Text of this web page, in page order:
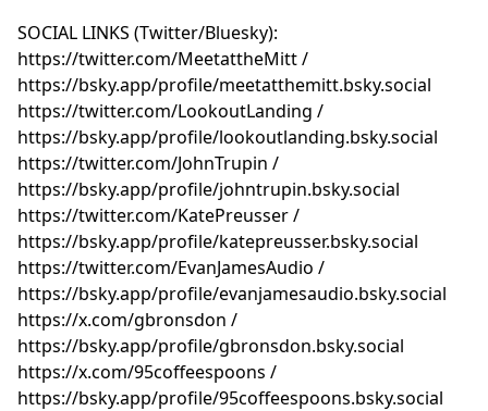
SOCIAL LINKS (Twitter/Bluesky):
⁠⁠⁠⁠⁠⁠⁠⁠⁠⁠⁠⁠⁠⁠⁠⁠⁠⁠⁠⁠⁠⁠⁠⁠⁠⁠⁠⁠⁠⁠⁠⁠⁠⁠⁠⁠⁠⁠⁠⁠⁠⁠⁠⁠⁠⁠⁠⁠⁠⁠⁠⁠⁠⁠⁠⁠⁠⁠⁠⁠⁠⁠⁠⁠⁠⁠⁠⁠⁠⁠⁠⁠⁠⁠⁠⁠⁠⁠⁠⁠⁠⁠⁠⁠⁠⁠⁠⁠⁠⁠⁠⁠⁠⁠⁠⁠⁠⁠⁠⁠⁠⁠https://twitter.com/MeetattheMitt⁠⁠⁠⁠⁠⁠⁠⁠⁠⁠⁠⁠⁠⁠⁠⁠⁠⁠⁠⁠⁠⁠⁠⁠⁠⁠⁠⁠⁠⁠⁠⁠⁠⁠⁠⁠⁠⁠⁠⁠⁠⁠⁠⁠⁠⁠⁠⁠⁠⁠⁠⁠⁠⁠⁠⁠⁠⁠⁠⁠⁠⁠⁠⁠⁠⁠⁠⁠⁠⁠⁠⁠⁠⁠⁠⁠⁠⁠⁠⁠⁠⁠⁠⁠⁠⁠⁠⁠⁠⁠⁠⁠⁠⁠⁠⁠⁠⁠⁠⁠⁠⁠/
⁠⁠⁠⁠⁠⁠⁠⁠⁠⁠⁠⁠⁠⁠⁠⁠⁠⁠⁠⁠⁠⁠⁠⁠⁠⁠⁠⁠⁠⁠⁠⁠⁠⁠⁠⁠⁠⁠⁠⁠⁠⁠⁠⁠⁠⁠⁠⁠⁠⁠⁠⁠⁠⁠⁠⁠⁠⁠⁠⁠⁠⁠⁠⁠⁠⁠⁠⁠⁠⁠⁠⁠⁠⁠⁠⁠⁠⁠⁠⁠⁠⁠⁠⁠⁠⁠⁠⁠⁠⁠⁠⁠⁠⁠⁠⁠⁠⁠⁠⁠⁠⁠https://bsky.app/profile/meetatthemitt.bsky.social⁠⁠⁠⁠⁠⁠⁠⁠⁠⁠⁠⁠⁠⁠⁠⁠⁠⁠⁠⁠⁠⁠⁠⁠⁠⁠⁠⁠⁠⁠⁠⁠⁠⁠⁠⁠⁠⁠⁠⁠⁠⁠⁠⁠⁠⁠⁠⁠⁠⁠⁠⁠⁠⁠⁠⁠⁠⁠⁠⁠⁠⁠⁠⁠⁠⁠⁠⁠⁠⁠⁠⁠⁠⁠⁠⁠⁠⁠⁠⁠⁠⁠⁠⁠⁠⁠⁠⁠⁠⁠⁠⁠⁠⁠⁠⁠⁠⁠⁠⁠⁠⁠
⁠⁠⁠⁠⁠⁠⁠⁠⁠⁠⁠⁠⁠⁠⁠⁠⁠⁠⁠⁠⁠⁠⁠⁠⁠⁠⁠⁠⁠⁠⁠⁠⁠⁠⁠⁠⁠⁠⁠⁠⁠⁠⁠⁠⁠⁠⁠⁠⁠⁠⁠⁠⁠⁠⁠⁠⁠⁠⁠⁠⁠⁠⁠⁠⁠⁠⁠⁠⁠⁠⁠⁠⁠⁠⁠⁠⁠⁠⁠⁠⁠⁠⁠⁠⁠⁠⁠⁠⁠⁠⁠⁠⁠⁠⁠⁠⁠⁠⁠⁠⁠⁠https://twitter.com/LookoutLanding⁠⁠⁠⁠⁠⁠⁠⁠⁠⁠⁠⁠⁠⁠⁠⁠⁠⁠⁠⁠⁠⁠⁠⁠⁠⁠⁠⁠⁠⁠⁠⁠⁠⁠⁠⁠⁠⁠⁠⁠⁠⁠⁠⁠⁠⁠⁠⁠⁠⁠⁠⁠⁠⁠⁠⁠⁠⁠⁠⁠⁠⁠⁠⁠⁠⁠⁠⁠⁠⁠⁠⁠⁠⁠⁠⁠⁠⁠⁠⁠⁠⁠⁠⁠⁠⁠⁠⁠⁠⁠⁠⁠⁠⁠⁠⁠⁠⁠⁠⁠⁠⁠ /
⁠⁠⁠⁠⁠⁠⁠⁠⁠⁠⁠⁠⁠⁠⁠⁠⁠⁠⁠⁠⁠⁠⁠⁠⁠⁠⁠⁠⁠⁠⁠⁠⁠⁠⁠⁠⁠⁠⁠⁠⁠⁠⁠⁠⁠⁠⁠⁠⁠⁠⁠⁠⁠⁠⁠⁠⁠⁠⁠⁠⁠⁠⁠⁠⁠⁠⁠⁠⁠⁠⁠⁠⁠⁠⁠⁠⁠⁠⁠⁠⁠⁠⁠⁠⁠⁠⁠⁠⁠⁠⁠⁠⁠⁠⁠⁠⁠⁠⁠⁠⁠⁠https://bsky.app/profile/lookoutlanding.bsky.social⁠⁠⁠⁠⁠⁠⁠⁠⁠⁠⁠⁠⁠⁠⁠⁠⁠⁠⁠⁠⁠⁠⁠⁠⁠⁠⁠⁠⁠⁠⁠⁠⁠⁠⁠⁠⁠⁠⁠⁠⁠⁠⁠⁠⁠⁠⁠⁠⁠⁠⁠⁠⁠⁠⁠⁠⁠⁠⁠⁠⁠⁠⁠⁠⁠⁠⁠⁠⁠⁠⁠⁠⁠⁠⁠⁠⁠⁠⁠⁠⁠⁠⁠⁠⁠⁠⁠⁠⁠⁠⁠⁠⁠⁠⁠⁠⁠⁠⁠⁠⁠⁠
⁠⁠⁠⁠⁠⁠⁠⁠⁠⁠⁠⁠⁠⁠⁠⁠⁠⁠⁠⁠⁠⁠⁠⁠⁠⁠⁠⁠⁠⁠⁠⁠⁠⁠⁠⁠⁠⁠⁠⁠⁠⁠⁠⁠⁠⁠⁠⁠⁠⁠⁠⁠⁠⁠⁠⁠⁠⁠⁠⁠⁠⁠⁠⁠⁠⁠⁠⁠⁠⁠⁠⁠⁠⁠⁠⁠⁠⁠⁠⁠⁠⁠⁠⁠⁠⁠⁠⁠⁠⁠⁠⁠⁠⁠⁠⁠⁠⁠⁠⁠⁠⁠https://twitter.com/JohnTrupin⁠⁠⁠⁠⁠⁠⁠⁠⁠⁠⁠⁠⁠⁠⁠⁠⁠⁠⁠⁠⁠⁠⁠⁠⁠⁠⁠⁠⁠⁠⁠⁠⁠⁠⁠⁠⁠⁠⁠⁠⁠⁠⁠⁠⁠⁠⁠⁠⁠⁠⁠⁠⁠⁠⁠⁠⁠⁠⁠⁠⁠⁠⁠⁠⁠⁠⁠⁠⁠⁠⁠⁠⁠⁠⁠⁠⁠⁠⁠⁠⁠⁠⁠⁠⁠⁠⁠⁠⁠⁠⁠⁠⁠⁠⁠⁠⁠⁠⁠⁠⁠⁠ /
⁠⁠⁠⁠⁠⁠⁠⁠⁠⁠⁠⁠⁠⁠⁠⁠⁠⁠⁠⁠⁠⁠⁠⁠⁠⁠⁠⁠⁠⁠⁠⁠⁠⁠⁠⁠⁠⁠⁠⁠⁠⁠⁠⁠⁠⁠⁠⁠⁠⁠⁠⁠⁠⁠⁠⁠⁠⁠⁠⁠⁠⁠⁠⁠⁠⁠⁠⁠⁠⁠⁠⁠⁠⁠⁠⁠⁠⁠⁠⁠⁠⁠⁠⁠⁠⁠⁠⁠⁠⁠⁠⁠⁠⁠⁠⁠⁠⁠⁠⁠⁠⁠https://bsky.app/profile/johntrupin.bsky.social⁠⁠⁠⁠⁠⁠⁠⁠⁠⁠⁠⁠⁠⁠⁠⁠⁠⁠⁠⁠⁠⁠⁠⁠⁠⁠⁠⁠⁠⁠⁠⁠⁠⁠⁠⁠⁠⁠⁠⁠⁠⁠⁠⁠⁠⁠⁠⁠⁠⁠⁠⁠⁠⁠⁠⁠⁠⁠⁠⁠⁠⁠⁠⁠⁠⁠⁠⁠⁠⁠⁠⁠⁠⁠⁠⁠⁠⁠⁠⁠⁠⁠⁠⁠⁠⁠⁠⁠⁠⁠⁠⁠⁠⁠⁠⁠⁠⁠⁠⁠⁠⁠
⁠⁠⁠⁠⁠⁠⁠⁠⁠⁠⁠⁠⁠⁠⁠⁠⁠⁠⁠⁠⁠⁠⁠⁠⁠⁠⁠⁠⁠⁠⁠⁠⁠⁠⁠⁠⁠⁠⁠⁠⁠⁠⁠⁠⁠⁠⁠⁠⁠⁠⁠⁠⁠⁠⁠⁠⁠⁠⁠⁠⁠⁠⁠⁠⁠⁠⁠⁠⁠⁠⁠⁠⁠⁠⁠⁠⁠⁠⁠⁠⁠⁠⁠⁠⁠⁠⁠⁠⁠⁠⁠⁠⁠⁠⁠⁠⁠⁠⁠⁠⁠⁠https://twitter.com/KatePreusser⁠⁠⁠⁠⁠⁠⁠⁠⁠⁠⁠⁠⁠⁠⁠⁠⁠⁠⁠⁠⁠⁠⁠⁠⁠⁠⁠⁠⁠⁠⁠⁠⁠⁠⁠⁠⁠⁠⁠⁠⁠⁠⁠⁠⁠⁠⁠⁠⁠⁠⁠⁠⁠⁠⁠⁠⁠⁠⁠⁠⁠⁠⁠⁠⁠⁠⁠⁠⁠⁠⁠⁠⁠⁠⁠⁠⁠⁠⁠⁠⁠⁠⁠⁠⁠⁠⁠⁠⁠⁠⁠⁠⁠⁠⁠⁠⁠⁠⁠⁠⁠⁠/
⁠⁠⁠⁠⁠⁠⁠⁠⁠⁠⁠⁠⁠⁠⁠⁠⁠⁠⁠⁠⁠⁠⁠⁠⁠⁠⁠⁠⁠⁠⁠⁠⁠⁠⁠⁠⁠⁠⁠⁠⁠⁠⁠⁠⁠⁠⁠⁠⁠⁠⁠⁠⁠⁠⁠⁠⁠⁠⁠⁠⁠⁠⁠⁠⁠⁠⁠⁠⁠⁠⁠⁠⁠⁠⁠⁠⁠⁠⁠⁠⁠⁠⁠⁠⁠⁠⁠⁠⁠⁠⁠⁠⁠⁠⁠⁠⁠⁠⁠⁠⁠⁠https://bsky.app/profile/katepreusser.bsky.social⁠⁠⁠⁠⁠⁠⁠⁠⁠⁠⁠⁠⁠⁠⁠⁠⁠⁠⁠⁠⁠⁠⁠⁠⁠⁠⁠⁠⁠⁠⁠⁠⁠⁠⁠⁠⁠⁠⁠⁠⁠⁠⁠⁠⁠⁠⁠⁠⁠⁠⁠⁠⁠⁠⁠⁠⁠⁠⁠⁠⁠⁠⁠⁠⁠⁠⁠⁠⁠⁠⁠⁠⁠⁠⁠⁠⁠⁠⁠⁠⁠⁠⁠⁠⁠⁠⁠⁠⁠⁠⁠⁠⁠⁠⁠⁠⁠⁠⁠⁠⁠⁠
⁠⁠⁠⁠⁠⁠⁠⁠⁠⁠⁠⁠⁠⁠⁠⁠⁠⁠⁠⁠⁠⁠⁠⁠⁠⁠⁠⁠⁠⁠⁠⁠⁠⁠⁠⁠⁠⁠⁠⁠⁠⁠⁠⁠⁠⁠⁠⁠⁠⁠⁠⁠⁠⁠⁠⁠⁠⁠⁠⁠⁠⁠⁠⁠⁠⁠⁠⁠⁠⁠⁠⁠⁠⁠⁠⁠⁠⁠⁠⁠⁠⁠⁠⁠⁠⁠⁠⁠⁠⁠⁠⁠⁠⁠⁠⁠⁠⁠⁠⁠⁠⁠https://twitter.com/EvanJamesAudio⁠⁠⁠⁠⁠⁠⁠⁠⁠⁠⁠⁠⁠⁠⁠⁠⁠⁠⁠⁠⁠⁠⁠⁠⁠⁠⁠⁠⁠⁠⁠⁠⁠⁠⁠⁠⁠⁠⁠⁠⁠⁠⁠⁠⁠⁠⁠⁠⁠⁠⁠⁠⁠⁠⁠⁠⁠⁠⁠⁠⁠⁠⁠⁠⁠⁠⁠⁠⁠⁠⁠⁠⁠⁠⁠⁠⁠⁠⁠⁠⁠⁠⁠⁠⁠⁠⁠⁠⁠⁠⁠⁠⁠⁠⁠⁠⁠⁠⁠⁠⁠⁠ /
⁠⁠⁠⁠⁠⁠⁠⁠⁠⁠⁠⁠⁠⁠⁠⁠⁠⁠⁠⁠⁠⁠⁠⁠⁠⁠⁠⁠⁠⁠⁠⁠⁠⁠⁠⁠⁠⁠⁠⁠⁠⁠⁠⁠⁠⁠⁠⁠⁠⁠⁠⁠⁠⁠⁠⁠⁠⁠⁠⁠⁠⁠⁠⁠⁠⁠⁠⁠⁠⁠⁠⁠⁠⁠⁠⁠⁠⁠⁠⁠⁠⁠⁠⁠⁠⁠⁠⁠⁠⁠⁠⁠⁠⁠⁠⁠⁠⁠⁠⁠⁠⁠https://bsky.app/profile/evanjamesaudio.bsky.social⁠⁠⁠⁠⁠⁠⁠⁠⁠⁠⁠⁠⁠⁠⁠⁠⁠⁠⁠⁠⁠⁠⁠⁠⁠⁠⁠⁠⁠⁠⁠⁠⁠⁠⁠⁠⁠⁠⁠⁠⁠⁠⁠⁠⁠⁠⁠⁠⁠⁠⁠⁠⁠⁠⁠⁠⁠⁠⁠⁠⁠⁠⁠⁠⁠⁠⁠⁠⁠⁠⁠⁠⁠⁠⁠⁠⁠⁠⁠⁠⁠⁠⁠⁠⁠⁠⁠⁠⁠⁠⁠⁠⁠⁠⁠⁠⁠⁠⁠⁠⁠⁠
⁠⁠⁠⁠⁠⁠⁠⁠⁠⁠⁠⁠⁠⁠⁠⁠⁠⁠⁠⁠⁠⁠⁠⁠⁠⁠⁠⁠⁠⁠⁠⁠⁠⁠⁠⁠⁠⁠⁠⁠⁠⁠⁠⁠⁠⁠⁠⁠⁠⁠⁠⁠⁠⁠⁠⁠⁠⁠⁠⁠⁠⁠⁠⁠⁠⁠⁠⁠⁠⁠⁠⁠⁠⁠⁠⁠⁠⁠⁠⁠⁠⁠⁠⁠⁠⁠⁠⁠⁠⁠⁠⁠⁠⁠⁠⁠⁠⁠⁠⁠⁠⁠https://x.com/gbronsdon⁠⁠⁠⁠⁠⁠⁠⁠⁠⁠⁠⁠⁠⁠⁠⁠⁠⁠⁠⁠⁠⁠⁠⁠⁠⁠⁠⁠⁠⁠⁠⁠⁠⁠⁠⁠⁠⁠⁠⁠⁠⁠⁠⁠⁠⁠⁠⁠⁠⁠⁠⁠⁠⁠⁠⁠⁠⁠⁠⁠⁠⁠⁠⁠⁠⁠⁠⁠⁠⁠⁠⁠⁠⁠⁠⁠⁠⁠⁠⁠⁠⁠⁠⁠⁠⁠⁠⁠⁠⁠⁠⁠⁠⁠⁠⁠⁠⁠⁠⁠⁠⁠ /
⁠⁠⁠⁠⁠⁠⁠⁠⁠⁠⁠⁠⁠⁠⁠⁠⁠⁠⁠⁠⁠⁠⁠⁠⁠⁠⁠⁠⁠⁠⁠⁠⁠⁠⁠⁠⁠⁠⁠⁠⁠⁠⁠⁠⁠⁠⁠⁠⁠⁠⁠⁠⁠⁠⁠⁠⁠⁠⁠⁠⁠⁠⁠⁠⁠⁠⁠⁠⁠⁠⁠⁠⁠⁠⁠⁠⁠⁠⁠⁠⁠⁠⁠⁠⁠⁠⁠⁠⁠⁠⁠⁠⁠⁠⁠⁠⁠⁠⁠⁠⁠⁠https://bsky.app/profile/gbronsdon.bsky.social⁠⁠⁠⁠⁠⁠⁠⁠⁠⁠⁠⁠⁠⁠⁠⁠⁠⁠⁠⁠⁠⁠⁠⁠⁠⁠⁠⁠⁠⁠⁠⁠⁠⁠⁠⁠⁠⁠⁠⁠⁠⁠⁠⁠⁠⁠⁠⁠⁠⁠⁠⁠⁠⁠⁠⁠⁠⁠⁠⁠⁠⁠⁠⁠⁠⁠⁠⁠⁠⁠⁠⁠⁠⁠⁠⁠⁠⁠⁠⁠⁠⁠⁠⁠⁠⁠⁠⁠⁠⁠⁠⁠⁠⁠⁠⁠⁠⁠⁠⁠⁠⁠
⁠⁠⁠⁠⁠⁠⁠⁠⁠⁠⁠⁠⁠⁠⁠⁠⁠⁠⁠⁠⁠⁠⁠⁠⁠⁠⁠⁠⁠⁠⁠⁠⁠⁠⁠⁠⁠⁠⁠⁠⁠⁠⁠⁠⁠⁠⁠⁠⁠⁠⁠⁠⁠⁠⁠⁠⁠⁠⁠⁠⁠⁠⁠⁠⁠⁠⁠⁠⁠⁠⁠⁠⁠⁠⁠⁠⁠⁠⁠⁠⁠⁠⁠⁠⁠⁠⁠⁠⁠⁠⁠⁠⁠⁠⁠⁠⁠⁠⁠⁠⁠⁠https://x.com/95coffeespoons⁠⁠⁠⁠⁠⁠⁠⁠⁠⁠⁠⁠⁠⁠⁠⁠⁠⁠⁠⁠⁠⁠⁠⁠⁠⁠⁠⁠⁠⁠⁠⁠⁠⁠⁠⁠⁠⁠⁠⁠⁠⁠⁠⁠⁠⁠⁠⁠⁠⁠⁠⁠⁠⁠⁠⁠⁠⁠⁠⁠⁠⁠⁠⁠⁠⁠⁠⁠⁠⁠⁠⁠⁠⁠⁠⁠⁠⁠⁠⁠⁠⁠⁠⁠⁠⁠⁠⁠⁠⁠⁠⁠⁠⁠⁠⁠⁠⁠⁠⁠⁠⁠ /
⁠⁠⁠⁠⁠⁠⁠⁠⁠⁠⁠⁠⁠⁠⁠⁠⁠⁠⁠⁠⁠⁠⁠⁠⁠⁠⁠⁠⁠⁠⁠⁠⁠⁠⁠⁠⁠⁠⁠⁠⁠⁠⁠⁠⁠⁠⁠⁠⁠⁠⁠⁠⁠⁠⁠⁠⁠⁠⁠⁠⁠⁠⁠⁠⁠⁠⁠⁠⁠⁠⁠⁠⁠⁠⁠⁠⁠⁠⁠⁠⁠⁠⁠⁠⁠⁠⁠⁠⁠⁠⁠⁠⁠⁠⁠⁠⁠⁠⁠⁠⁠⁠https://bsky.app/profile/95coffeespoons.bsky.social⁠⁠⁠⁠⁠⁠⁠⁠⁠⁠⁠⁠⁠⁠⁠⁠⁠⁠⁠⁠⁠⁠⁠⁠⁠⁠⁠⁠⁠⁠⁠⁠⁠⁠⁠⁠⁠⁠⁠⁠⁠⁠⁠⁠⁠⁠⁠⁠⁠⁠⁠⁠